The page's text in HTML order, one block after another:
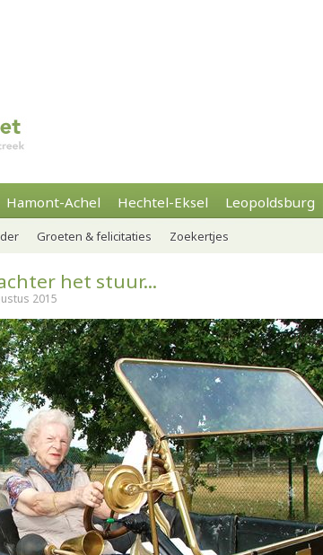
Hamont-Achel Hechtel-Eksel Leopoldsburg
Groeten & felicitaties Zoekertjes
het stuur...
2015